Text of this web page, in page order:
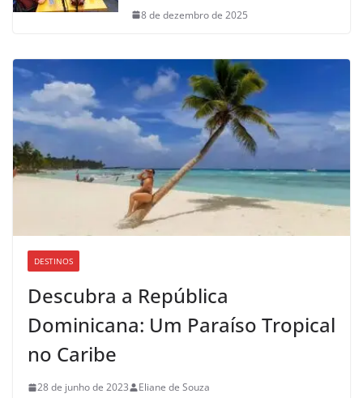
8 de dezembro de 2025
DESTINOS
Descubra a República
Dominicana: Um Paraíso Tropical
no Caribe
28 de junho de 2023 Eliane de Souza